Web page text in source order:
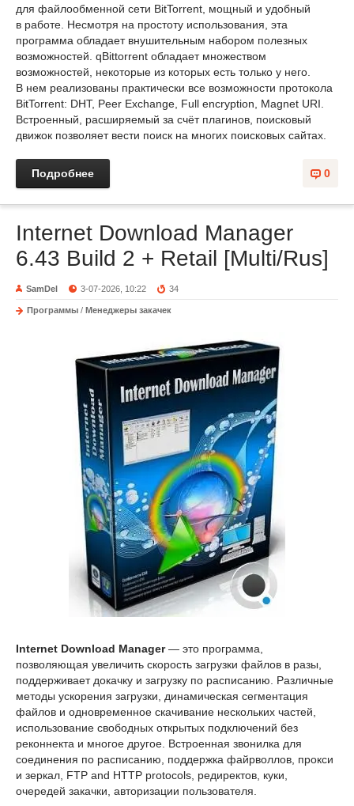
для файлообменной сети BitTorrent, мощный и удобный
в работе. Несмотря на простоту использования, эта
программа обладает внушительным набором полезных
возможностей. qBittorrent обладает множеством
возможностей, некоторые из которых есть только у него.
В нем реализованы практически все возможности протокола
BitTorrent: DHT, Peer Exchange, Full encryption, Magnet URI.
Встроенный, расширяемый за счёт плагинов, поисковый
движок позволяет вести поиск на многих поисковых сайтах.
0
Подробнее
Internet Download Manager
6.43 Build 2 + Retail [Multi/Rus]
SamDel 3-07-2026, 10:22 34
Программы / Менеджеры закачек
Internet Download Manager— это программа,
позволяющая увеличить скорость загрузки файлов в разы,
поддерживает докачку и загрузку по расписанию. Различные
методы ускорения загрузки, динамическая сегментация
файлов и одновременное скачивание нескольких частей,
использование свободных открытых подключений без
реконнекта и многое другое. Встроенная звонилка для
соединения по расписанию, поддержка файрволлов, прокси
и зеркал, FTP and HTTP protocols, редиректов, куки,
очередей закачки, авторизации пользователя.